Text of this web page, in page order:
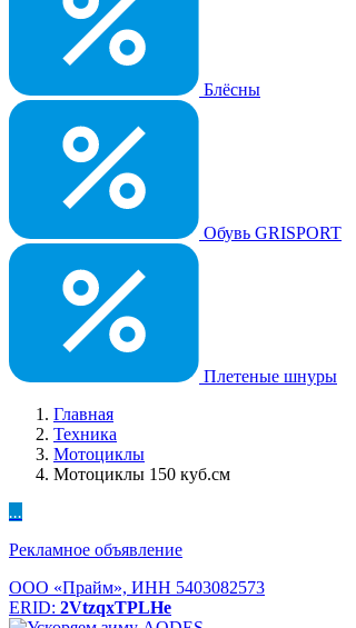
Блёсны
Обувь GRISPORT
Плетеные шнуры
Главная
Техника
Мотоциклы
Мотоциклы 150 куб.см
...
Рекламное объявление
ООО «Прайм», ИНН 5403082573
ERID: 2VtzqxTPLHe